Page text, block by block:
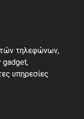
τηλεφώνων,
gadget,
υπηρεσίες